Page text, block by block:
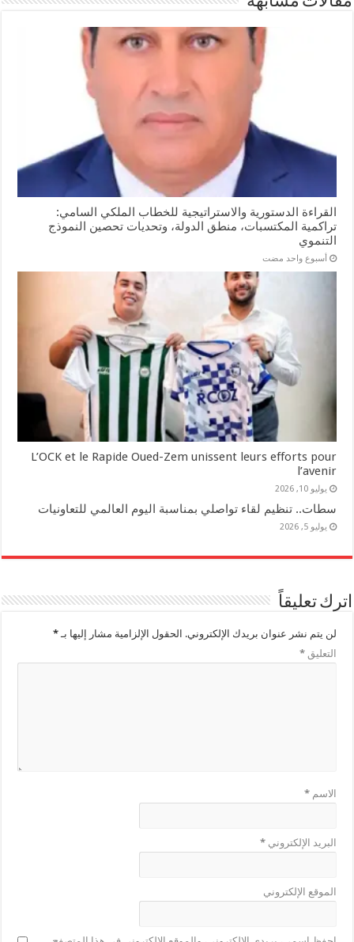
القراءة الدستورية والاستراتيجية للخطاب الملكي السامي:
تراكمية المكتسبات، منطق الدولة، وتحديات تحصين النموذج
التنموي
‏أسبوع واحد مضت
L’OCK et le Rapide Oued-Zem unissent leurs efforts pour
l’avenir
يوليو 10, 2026
سطات.. تنظيم لقاء تواصلي بمناسبة اليوم العالمي للتعاونيات
يوليو 5, 2026
اترك تعليقاً
لن يتم نشر عنوان بريدك الإلكتروني. الحقول الإلزامية مشار إليها بـ*
التعليق*
الاسم*
البريد الإلكتروني*
الموقع الإلكتروني